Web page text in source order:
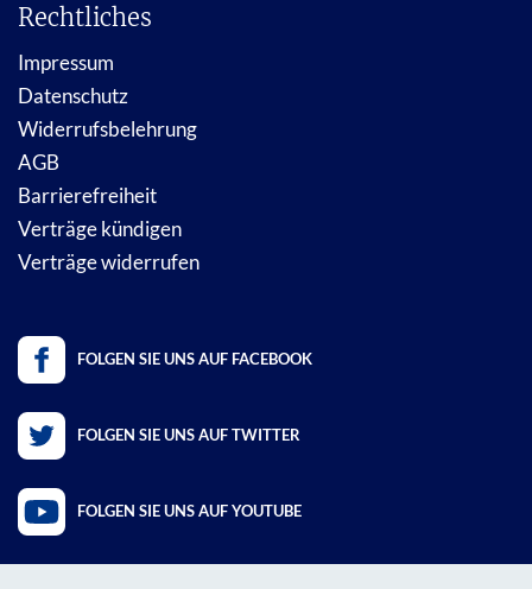
Rechtliches
Impressum
Datenschutz
Widerrufsbelehrung
AGB
Barrierefreiheit
Verträge kündigen
Verträge widerrufen
FOLGEN SIE UNS AUF FACEBOOK
FOLGEN SIE UNS AUF TWITTER
FOLGEN SIE UNS AUF YOUTUBE